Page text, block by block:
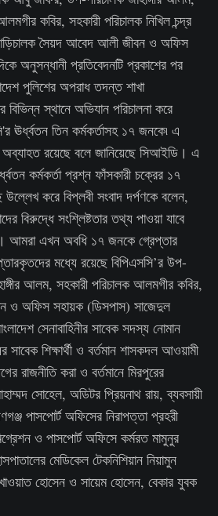
কবির, সহকারী পরিচালক নিখিল চন্দ্র
সৈয়দ আবেদ আলী জীবন ও অফিস
অনুসন্ধানী প্রতিবেদনটি প্রকাশের পর
পুলিশের অপরাধ তদন্ত শাখা
স্থানে অভিযান পরিচালনা করে
ঊর্ধ্বতন তিন কর্মকর্তাসহ ১৭ জনকে৷ এ
অব্যাহত রয়েছে বলে জানিয়েছে সিআইডি। এ
কর্মকর্তা প্রশ্ন ফাঁসকারী চক্রের ১৭
করে বিপ্লবী সংবাদ দর্পণকে বলেন,
বিরুদ্ধে সংশ্লিষ্টতার তথ্য পাওয়া যাবে
আমরা এখন অবধি ১৭ জনকে গ্রেপ্তার
মধ্যে রয়েছে বিপিএসসি’র উপ-
আলম, সহকারী পরিচালক আলমগীর কবির,
ও অফিস সহায়ক (ডিসপাস) সাজেদুল
সেনাবাহিনীর সাবেক সদস্য নোমান
সাবেক শিক্ষার্থী ও বর্তমান শাসকদল আওয়ামী
রাজনীতি করা ও বর্তমানে মিরপুরের
সোহেল, অডিটর প্রিয়নাথ রায়, ব্যবসায়ী
পাসপোর্ট অফিসের নিরাপত্তা প্রহরী
ও পাসপোর্ট অফিসে কর্মরত মামুনুর
মেডিকেল টেকনিশিয়ান নিয়ামুন
হোসেন ও সায়েম হোসেন, বেকার যুবক